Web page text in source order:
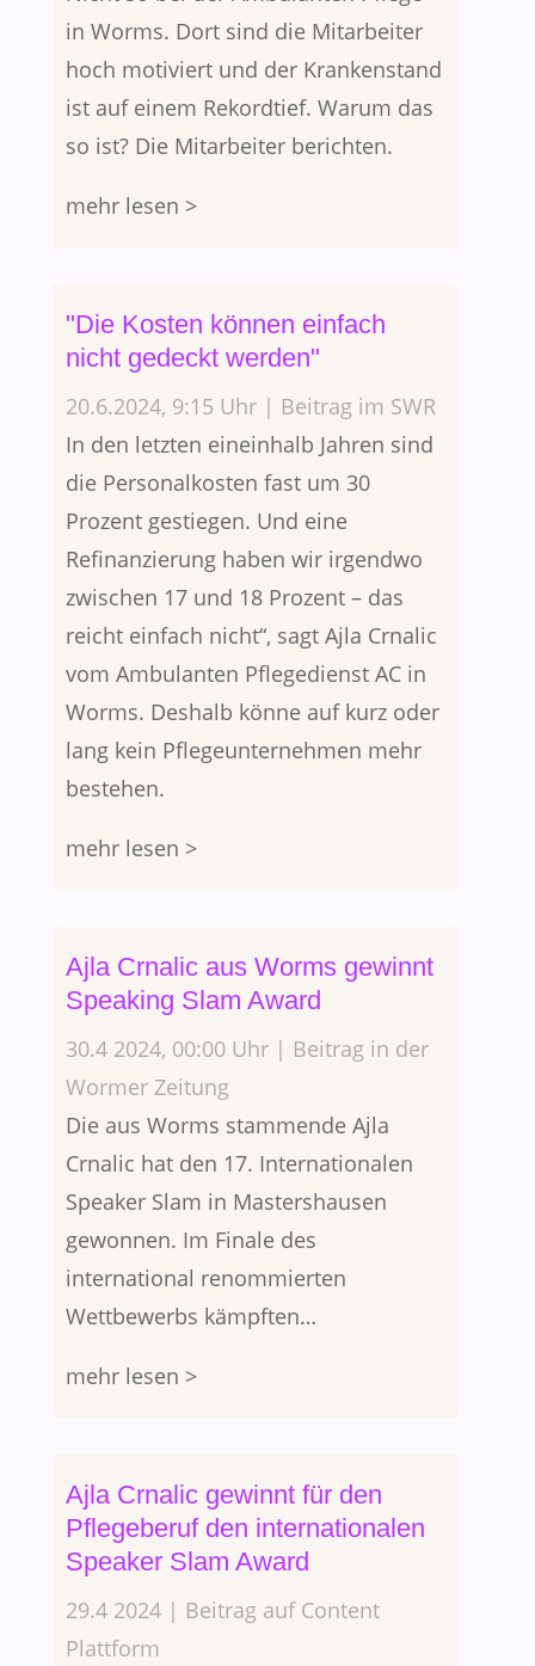
in Worms. Dort sind die Mitarbeiter
hoch motiviert und der Krankenstand
ist auf einem Rekordtief. Warum das
so ist? Die Mitarbeiter berichten.
mehr lesen >
"Die Kosten können einfach
nicht gedeckt werden"
20.6.2024, 9:15 Uhr | Beitrag im SWR
In den letzten eineinhalb Jahren sind
die Personalkosten fast um 30
Prozent gestiegen. Und eine
Refinanzierung haben wir irgendwo
zwischen 17 und 18 Prozent – das
reicht einfach nicht“, sagt Ajla Crnalic
vom Ambulanten Pflegedienst AC in
Worms. Deshalb könne auf kurz oder
lang kein Pflegeunternehmen mehr
bestehen.
mehr lesen >
Ajla Crnalic aus Worms gewinnt
Speaking Slam Award
30.4 2024, 00:00 Uhr | Beitrag in der
Wormer Zeitung
Die aus Worms stammende Ajla
Crnalic hat den 17. Internationalen
Speaker Slam in Mastershausen
gewonnen. Im Finale des
international renommierten
Wettbewerbs kämpften…
mehr lesen >
Ajla Crnalic gewinnt für den
Pflegeberuf den internationalen
Speaker Slam Award
29.4 2024 | Beitrag auf Content
Plattform